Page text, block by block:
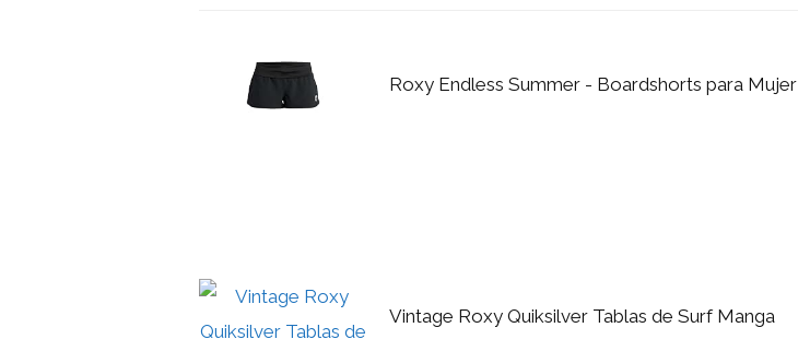
Roxy Endless Summer - Boardshorts para Mujer
Vintage Roxy Quiksilver Tablas de Surf Manga